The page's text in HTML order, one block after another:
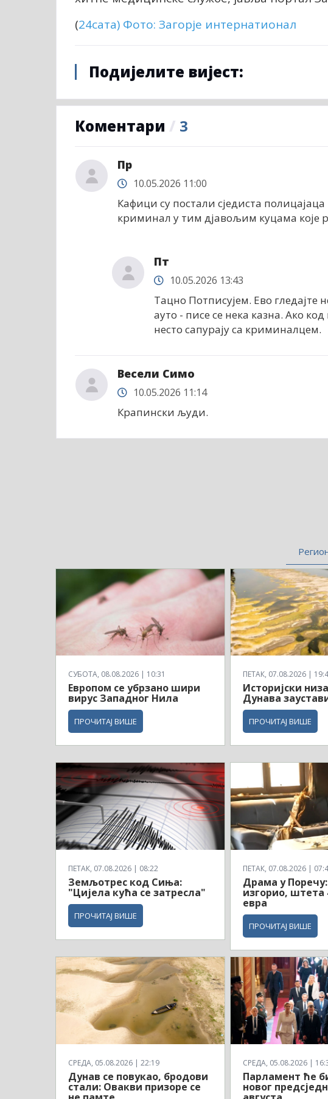
(24сата) Фото: Загорје интернатионал
Подијелите вијест:
Коментари / 3
Пр
10.05.2026 11:00
Кафици су постали сједиста
криминал у тим дјавољим куцама које
Пт
10.05.2026 13:43
Тацно Потписујем. Ево гледајте
ауто - писе се нека казна. Ако
несто сапурају са криминалцем.
Весели Симо
10.05.2026 11:14
Крапински људи.
СУБОТА, 08.08.2026 | 10:31
Европом се убрзано шири
вирус Западног Нила
ПРОЧИТАЈ ВИШЕ
ПЕТАК, 07.08.2026 |
Историјски
Дунава
ПРОЧИТАЈ ВИШЕ
ПЕТАК, 07.08.2026 | 08:22
Земљотрес код Сиња:
"Цијела кућа се затресла"
ПРОЧИТАЈ ВИШЕ
ПЕТАК, 07.08.2026 |
Драма у
изгорио, штета
евра
ПРОЧИТАЈ ВИШЕ
СРЕДА, 05.08.2026 | 22:19
Дунав се повукао, бродови
стали: Овакви призоре се
СРЕДА, 05.08.2026 |
Парламент ће
новог